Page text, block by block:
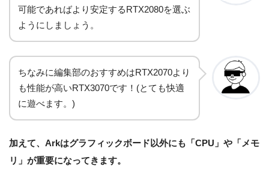
可能であればより安定するRTX2080を選ぶ
ようにしましょう。
ちなみに編集部のおすすめはRTX2070より
も性能が高いRTX3070です！(とても快適
に遊べます。)
加えて、Arkはグラフィックボード以外にも「CPU」や「メモ
リ」が重要になってきます。